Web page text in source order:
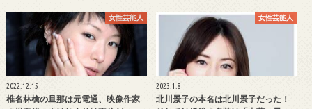
女性芸能人
2022.12.15
椎名林檎の旦那は元電通、映像作家
女性芸能人
2023.1.8
北川景子の本名は北川景子だった！